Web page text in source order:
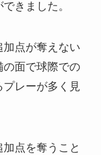
きました。
点が奪えない
の面で球際での
レーが多く見
点を奪うこと